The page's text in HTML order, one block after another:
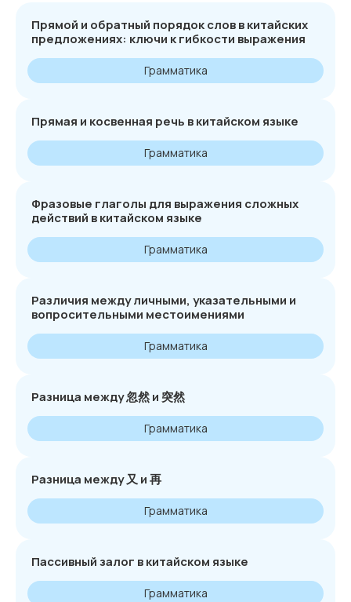
Прямой и обратный порядок слов в китайских
предложениях: ключи к гибкости выражения
Грамматика
Прямая и косвенная речь в китайском языке
Грамматика
Фразовые глаголы для выражения сложных
действий в китайском языке
Грамматика
Различия между личными, указательными и
вопросительными местоимениями
Грамматика
Разница между 忽然 и 突然
Грамматика
Разница между 又 и 再
Грамматика
Пассивный залог в китайском языке
Грамматика